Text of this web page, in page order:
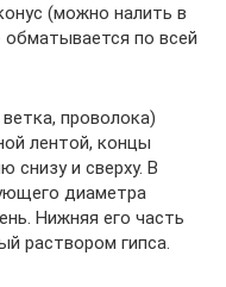
(можно налить в
по всей
проволока)
лентой, концы
снизу и сверху. В
диаметра
Нижняя его часть
раствором гипса.